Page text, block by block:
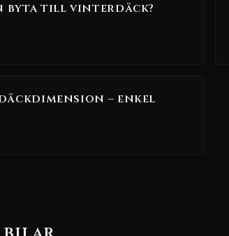
byta till vinterdäck?
– enkel